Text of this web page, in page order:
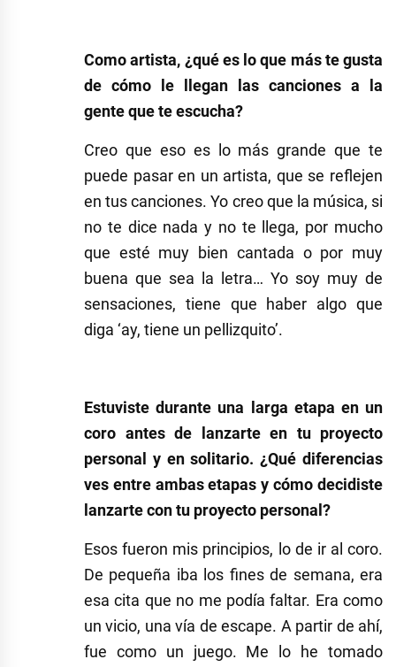
Como artista, ¿qué es lo que más te gusta
de cómo le llegan las canciones a la
gente que te escucha?
Creo que eso es lo más grande que te
puede pasar en un artista, que se reflejen
en tus canciones. Yo creo que la música, si
no te dice nada y no te llega, por mucho
que esté muy bien cantada o por muy
buena que sea la letra… Yo soy muy de
sensaciones, tiene que haber algo que
diga ‘ay, tiene un pellizquito’.
Estuviste durante una larga etapa en un
coro antes de lanzarte en tu proyecto
personal y en solitario. ¿Qué diferencias
ves entre ambas etapas y cómo decidiste
lanzarte con tu proyecto personal?
Esos fueron mis principios, lo de ir al coro.
De pequeña iba los fines de semana, era
esa cita que no me podía faltar. Era como
un vicio, una vía de escape. A partir de ahí,
fue como un juego. Me lo he tomado